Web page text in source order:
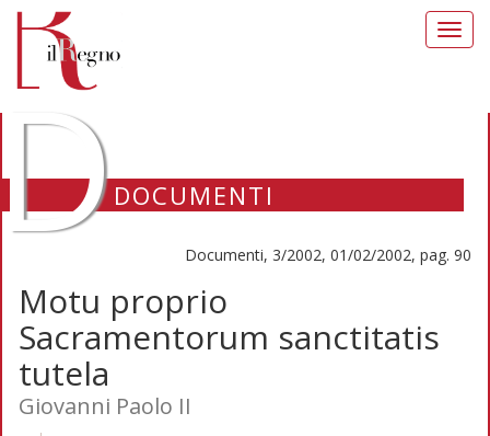
DOCUMENTI
Documenti, 3/2002, 01/02/2002, pag. 90
Motu proprio
Sacramentorum sanctitatis
tutela
Giovanni Paolo II